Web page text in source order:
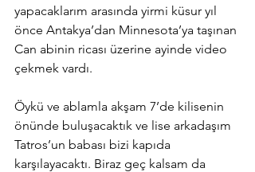
yapacaklarım arasında yirmi küsur yıl
önce Antakya’dan Minnesota’ya taşınan
Can abinin ricası üzerine ayinde video
çekmek vardı.
Öykü ve ablamla akşam 7’de kilisenin
önünde buluşacaktık ve lise arkadaşım
Tatros’un babası bizi kapıda
karşılayacaktı. Biraz geç kalsam da